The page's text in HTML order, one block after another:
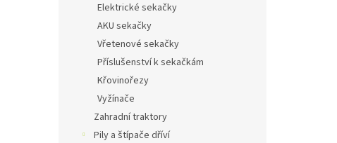
Elektrické sekačky
AKU sekačky
Vřetenové sekačky
Příslušenství k sekačkám
Křovinořezy
Vyžínače
Zahradní traktory
Pily a štípače dříví